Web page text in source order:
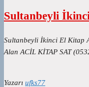
Sultanbeyli
Sultanbeyli İkinci El Kitap
Alan ACİL KİTAP SAT
Yazarı ufks77